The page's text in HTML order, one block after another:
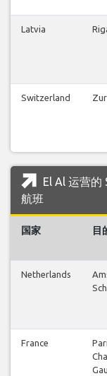
Latvia
Switzerland
El Al 运营
航班
国家 目
Netherlands
France